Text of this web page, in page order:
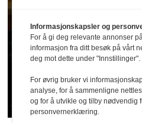
Informasjonskapsler og
For å gi deg relevante annonser
informasjon fra ditt besøk på vårt
deg mot dette under "Innstillinger".
For øvrig bruker vi
analyse, for å sammenligne
og for å utvikle og tilby nødvendig
personvernerklæring.